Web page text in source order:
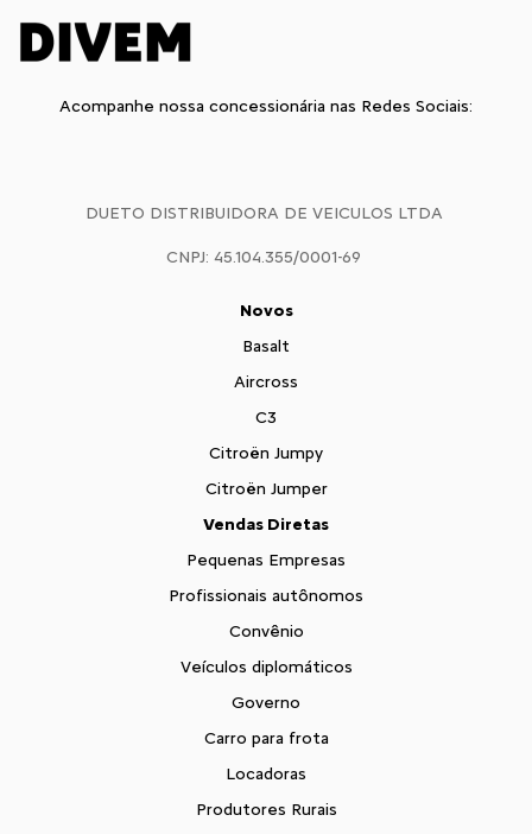
Acompanhe nossa concessionária nas Redes Sociais:
DUETO DISTRIBUIDORA DE VEICULOS LTDA
CNPJ: 45.104.355/0001-69
Novos
Basalt
Aircross
C3
Citroën Jumpy
Citroën Jumper
Vendas Diretas
Pequenas Empresas
Profissionais autônomos
Convênio
Veículos diplomáticos
Governo
Carro para frota
Locadoras
Produtores Rurais